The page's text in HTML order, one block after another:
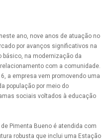
ano, nove anos de atuação no
por avanços significativos na
na modernização da
com a comunidade.
a empresa vem promovendo uma
população por meio do
sociais voltados à educação
Pimenta Bueno é atendida com
robusta que inclui uma Estação